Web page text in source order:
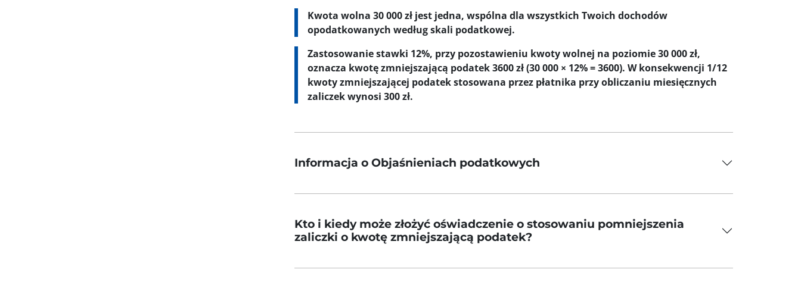
Kwota wolna 30 000 zł jest jedna, wspólna dla wszystkich Twoich dochodów
opodatkowanych według skali podatkowej.
Zastosowanie stawki 12%, przy pozostawieniu kwoty wolnej na poziomie 30 000 zł,
oznacza kwotę zmniejszającą podatek 3600 zł (30 000 × 12% = 3600). W konsekwencji 1/12
kwoty zmniejszającej podatek stosowana przez płatnika przy obliczaniu miesięcznych
zaliczek wynosi 300 zł.
Informacja o Objaśnieniach podatkowych
Kto i kiedy może złożyć oświadczenie o stosowaniu pomniejszenia
zaliczki o kwotę zmniejszającą podatek?